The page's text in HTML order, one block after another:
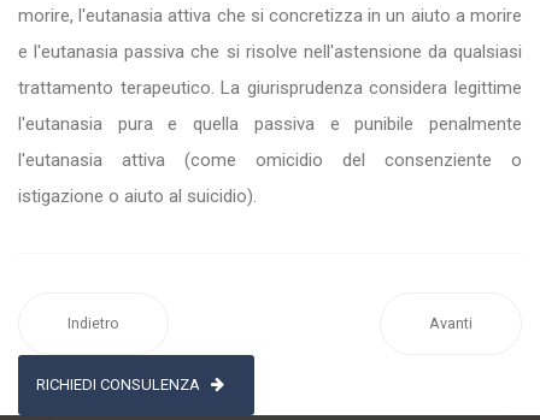
morire, l'eutanasia attiva che si concretizza in un aiuto a morire
e l'eutanasia passiva che si risolve nell'astensione da qualsiasi
trattamento terapeutico. La giurisprudenza considera legittime
l'eutanasia pura e quella passiva e punibile penalmente
l'eutanasia attiva (come omicidio del consenziente o
istigazione o aiuto al suicidio).
Indietro Avanti
RICHIEDI CONSULENZA